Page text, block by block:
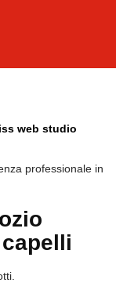
professionale in